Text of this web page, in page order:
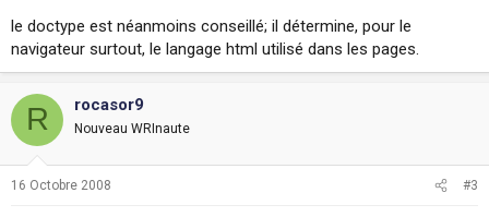
le doctype est néanmoins conseillé; il détermine, pour le
navigateur surtout, le langage html utilisé dans les pages.
R rocasor9
Nouveau WRInaute
16 Octobre 2008 #3